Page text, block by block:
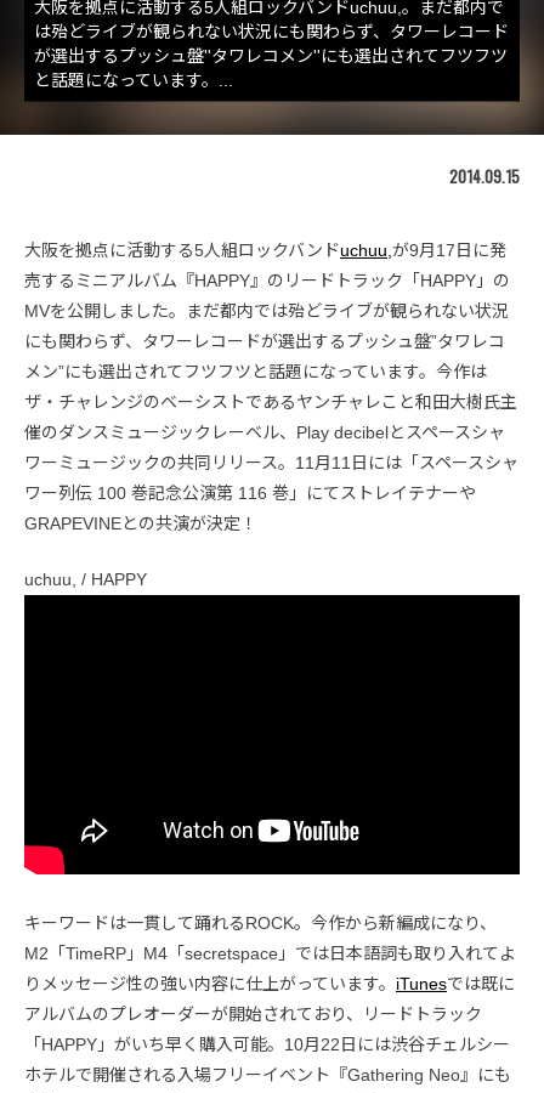
大阪を拠点に活動する5人組ロックバンドuchuu,。まだ都内で
は殆どライブが観られない状況にも関わらず、タワーレコード
が選出するプッシュ盤''タワレコメン''にも選出されてフツフツ
と話題になっています。...
2014.09.15
大阪を拠点に活動する5人組ロックバンドuchuu, が9月17日に発
売するミニアルバム『HAPPY』のリードトラック「HAPPY」の
MVを公開しました。まだ都内では殆どライブが観られない状況
にも関わらず、タワーレコードが選出するプッシュ盤”タワレコ
メン”にも選出されてフツフツと話題になっています。今作は
ザ・チャレンジのベーシストであるヤンチャレこと和田大樹氏主
催のダンスミュージックレーベル、Play decibelとスペースシャ
ワーミュージックの共同リリース。11月11日には「スペースシャ
ワー列伝 100 巻記念公演第 116 巻」にてストレイテナーや
GRAPEVINEとの共演が決定！
uchuu, / HAPPY
キーワードは一貫して踊れるROCK。今作から新編成になり、
M2「TimeRP」M4「secretspace」では日本語詞も取り入れてよ
りメッセージ性の強い内容に仕上がっています。 iTunesでは既に
アルバムのプレオーダーが開始されており、リードトラック
「HAPPY」がいち早く購入可能。10月22日には渋谷チェルシー
ホテルで開催される入場フリーイベント『Gathering Neo』にも